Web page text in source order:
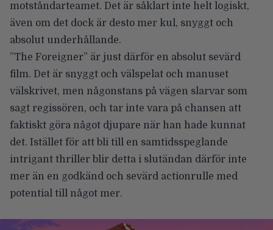
motståndarteamet. Det är såklart inte helt logiskt,
även om det dock är desto mer kul, snyggt och
absolut underhållande.
”The Foreigner” är just därför en absolut sevärd
film. Det är snyggt och välspelat och manuset
välskrivet, men någonstans på vägen slarvar som
sagt regissören, och tar inte vara på chansen att
faktiskt göra något djupare när han hade kunnat
det. Istället för att bli till en samtidsspeglande
intrigant thriller blir detta i slutändan därför inte
mer än en godkänd och sevärd actionrulle med
potential till något mer.